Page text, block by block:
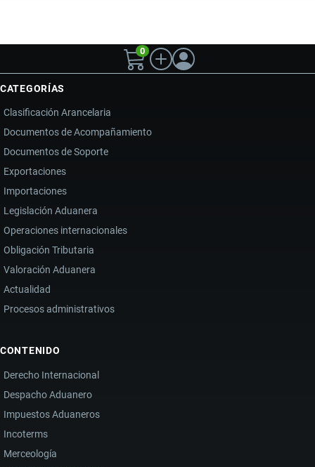
0
CATEGORÍAS
Clasificación Arancelaria
Documentos de Acompañamiento
Documentos de Soporte
Exportaciones
Importaciones
Legislación Aduanera
Operaciones internacionales
Obligación Tributaria
Valoración Aduanera
Actualidad
Procesos administrativos
CONTENIDO
Derecho Internacional
Despacho Aduanero
Impuestos Aduaneros
Incoterms
Merceología